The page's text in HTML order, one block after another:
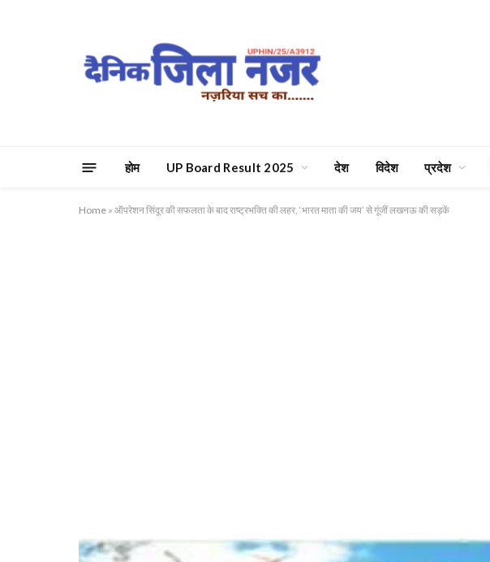
होम UP Board Result 2025 देश विदेश प्रदेश
Home » ऑपरेशन सिंदूर की सफलता के बाद राष्ट्रभक्ति की लहर, ‘भारत माता की जय’ से गूंजीं लखनऊ की सड़कें